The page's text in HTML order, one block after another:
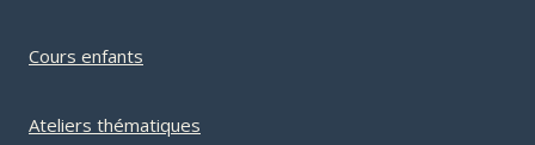
Cours enfants
Ateliers thématiques